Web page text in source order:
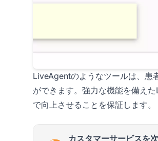
LiveAgentのようなツールは、患
ができます。強力な機能を備え
で向上させることを保証します。
カスタマーサービスを